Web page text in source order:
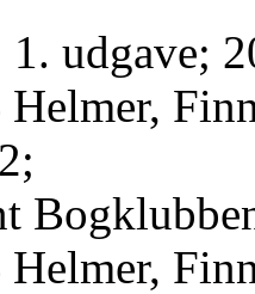
1. udgave;